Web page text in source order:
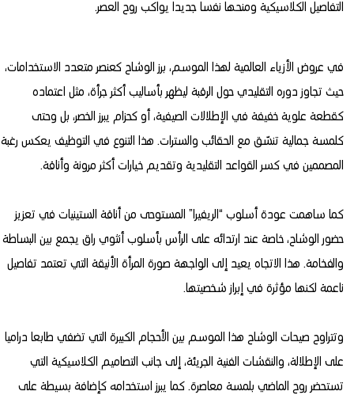
التفاصيل الكلاسيكية ومنحها نفسا جديدا يواكب روح العصر.
في عروض الأزياء العالمية لهذا الموسم، برز الوشاح كعنصر متعدد الاستخدامات،
حيث تجاوز دوره التقليدي حول الرقبة ليظهر بأساليب أكثر جرأة، مثل اعتماده
كقطعة علوية خفيفة في الإطلالات الصيفية، أو كحزام يبرز الخصر، بل وحتى
كلمسة جمالية تنسّق مع الحقائب والسترات. هذا التنوع في التوظيف يعكس رغبة
المصممين في كسر القواعد التقليدية وتقديم خيارات أكثر مرونة وأناقة.
كما ساهمت عودة أسلوب “الريفيرا” المستوحى من أناقة الستينيات في تعزيز
حضور الوشاح، خاصة عند ارتدائه على الرأس بأسلوب أنثوي راق يجمع بين البساطة
والفخامة. هذا الاتجاه يعيد إلى الواجهة صورة المرأة الأنيقة التي تعتمد تفاصيل
ناعمة لكنها مؤثرة في إبراز شخصيتها.
وتتراوح صيحات الوشاح هذا الموسم بين الأحجام الكبيرة التي تضفي طابعا دراميا
على الإطلالة، والنقشات الفنية الجريئة، إلى جانب التصاميم الكلاسيكية التي
تستحضر روح الماضي بلمسة معاصرة. كما يبرز استخدامه كإضافة بسيطة على